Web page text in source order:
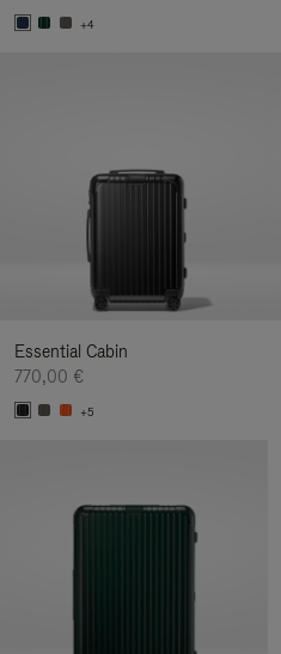
+4
Essential Cabin
770,00 €
+5